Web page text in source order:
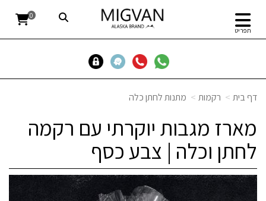
תפריט
0
דף בית רקמות מתנות לחתן כלה
מארז מגבות יוקרתי עם רקמה
לחתן וכלה | צבע כסף